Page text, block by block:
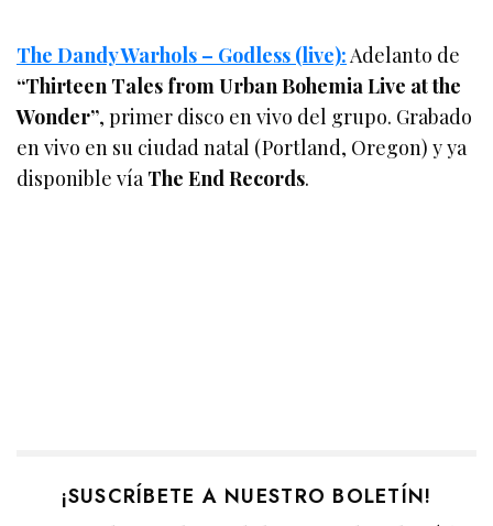
The Dandy Warhols – Godless (live):Adelanto de
“Thirteen Tales from Urban Bohemia Live at the
Wonder”, primer disco en vivo del grupo. Grabado
en vivo en su ciudad natal (Portland, Oregon) y ya
disponible víaThe End Records.
¡SUSCRÍBETE A NUESTRO BOLETÍN!